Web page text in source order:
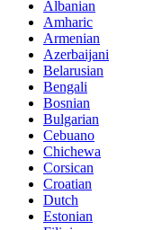
Albanian
Amharic
Armenian
Azerbaijani
Belarusian
Bengali
Bosnian
Bulgarian
Cebuano
Chichewa
Corsican
Croatian
Dutch
Estonian